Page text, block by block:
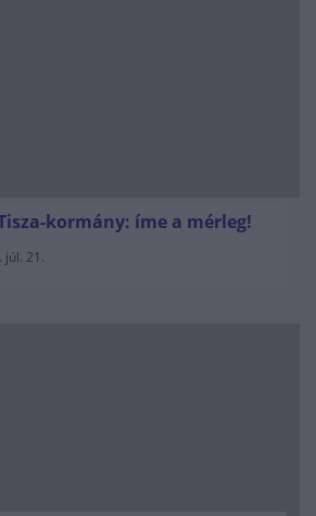
kormány: íme a mérleg!
júl. 21.